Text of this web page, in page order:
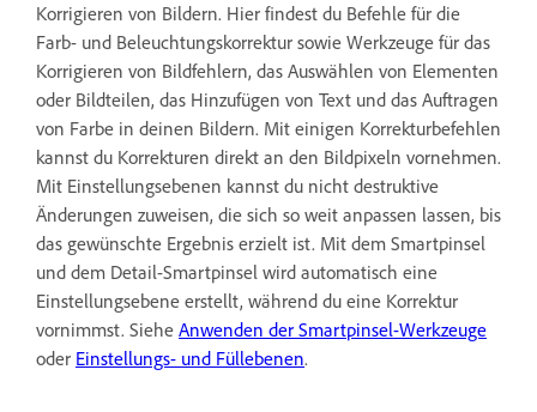
Korrigieren von Bildern. Hier findest du Befehle für die
Farb- und Beleuchtungskorrektur sowie Werkzeuge für das
Korrigieren von Bildfehlern, das Auswählen von Elementen
oder Bildteilen, das Hinzufügen von Text und das Auftragen
von Farbe in deinen Bildern. Mit einigen Korrekturbefehlen
kannst du Korrekturen direkt an den Bildpixeln vornehmen.
Mit Einstellungsebenen kannst du nicht destruktive
Änderungen zuweisen, die sich so weit anpassen lassen, bis
das gewünschte Ergebnis erzielt ist. Mit dem Smartpinsel
und dem Detail-Smartpinsel wird automatisch eine
Einstellungsebene erstellt, während du eine Korrektur
vornimmst. Siehe Anwenden der Smartpinsel-Werkzeuge
oder Einstellungs- und Füllebenen.